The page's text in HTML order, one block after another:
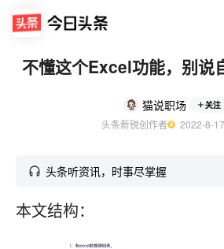
不懂这个Excel功能，别说
猫说职场 关注
头条新锐创作者
2022-8-
头条听资讯，时事尽掌握
本文结构：